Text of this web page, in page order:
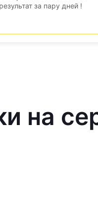
результат за пару дней !
на